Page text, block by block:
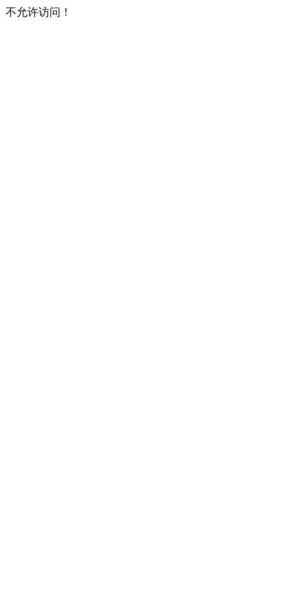
不允许访问！